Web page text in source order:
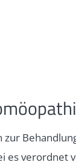
es verordnet